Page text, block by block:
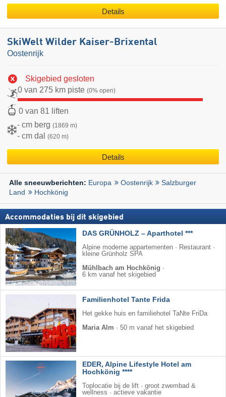
Details
SkiWelt Wilder Kaiser-Brixental
Oostenrijk
Skigebied gesloten
0 van 275 km piste (0% open)
0 van 81 liften
- cm berg (1869 m)
- cm dal (620 m)
Details
Alle sneeuwberichten: Europa Oostenrijk
Salzburger
Land
Hochkönig
Accommodaties bij dit skigebied
DAS GRÜNHOLZ – Aparthotel ***
Alpine moderne appartementen · Restaurant ·
kleine Grünholz SPA
Mühlbach am Hochkönig ·
6 km vanaf het skigebied
Familienhotel Tante Frida
Het gekke huis en familiehotel TaNte FriDa
Maria Alm · 50 m vanaf het skigebied
EDER, Alpine Lifestyle Hotel am
Hochkönig ****
Toplocatie bij de lift · groot zwembad &
wellness · actieve vakantie